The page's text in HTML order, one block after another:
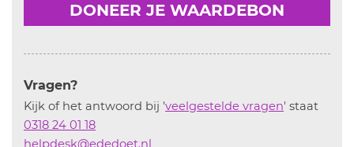
DONEER JE WAARDEBON
Vragen?
Kijk of het antwoord bij 'veelgestelde vragen' staat
0318 24 01 18
helpdesk@ededoet.nl